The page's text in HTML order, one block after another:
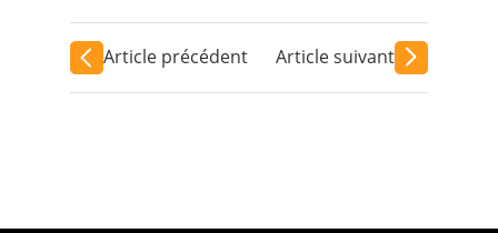
Article précédent Article suivant